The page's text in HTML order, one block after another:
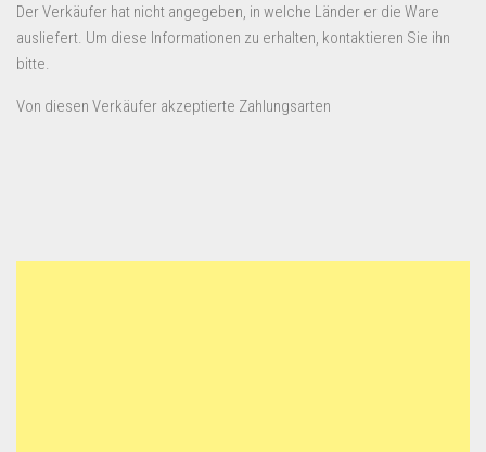
Der Verkäufer hat nicht angegeben, in welche Länder er die Ware
ausliefert. Um diese Informationen zu erhalten, kontaktieren Sie ihn
bitte.
Von diesen Verkäufer akzeptierte Zahlungsarten